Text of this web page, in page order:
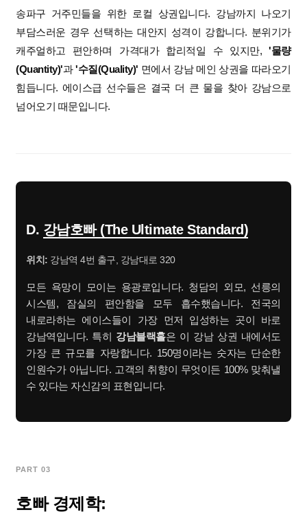
송파구 거주민들을 위한 로컬 상권입니다. 강남까지 나오기
부담스러운 경우 선택하는 대안지 성격이 강합니다. 분위기가
캐주얼하고 편안하며 가격대가 합리적일 수 있지만,'물량
(Quantity)'과'수질(Quality)' 면에서 강남 메인 상권을 따라오기
힘듭니다. 에이스급 선수들은 결국 더 큰 물을 찾아 강남으로
넘어오기 때문입니다.
D. 강남호빠 (The Ultimate Standard)
위치: 강남역 4번 출구, 강남대로 320
모든 욕망이 모이는 용광로입니다. 청담의 외모, 선릉의
시스템, 잠실의 편안함을 모두 흡수했습니다. 전국의
내로라하는 에이스들이 가장 먼저 입성하는 곳이 바로
강남역입니다. 특히 강남블랙홀은 이 강남 상권 내에서도
가장 큰 규모를 자랑합니다. 150명이라는 숫자는 단순한
인원수가 아닙니다. 고객의 취향이 무엇이든 100% 맞춰낼
수 있다는 자신감의 표현입니다.
PART 03
호빠 경제학: